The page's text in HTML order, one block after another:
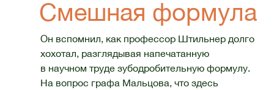
Смешная формула
Он вспомнил, как профессор Штильнер долго
хохотал, разглядывая напечатанную
в научном труде зубодробительную формулу.
На вопрос графа Мальцова, что здесь